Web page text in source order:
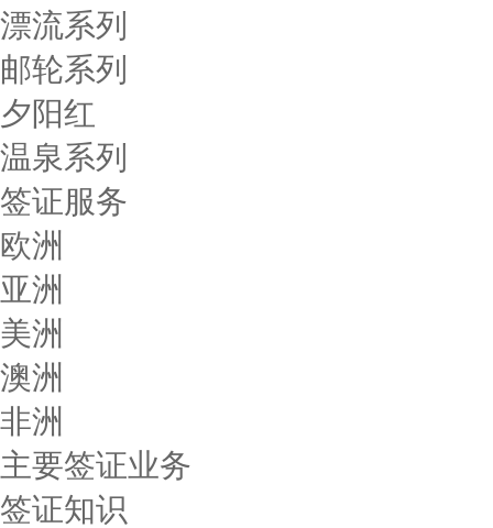
漂流系列
邮轮系列
夕阳红
温泉系列
签证服务
欧洲
亚洲
美洲
澳洲
非洲
主要签证业务
签证知识